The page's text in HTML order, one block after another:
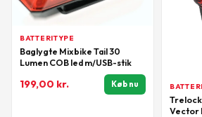
BATTERITYPE
Baglygte Mixbike Tail 30
Lumen COB led m/USB-stik
199,00 kr. Køb nu
Vector